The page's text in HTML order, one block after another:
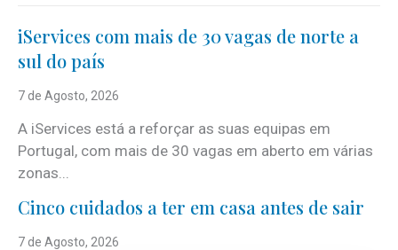
iServices com mais de 30 vagas de norte a
sul do país
7 de Agosto, 2026
A iServices está a reforçar as suas equipas em
Portugal, com mais de 30 vagas em aberto em várias
zonas...
Cinco cuidados a ter em casa antes de sair
7 de Agosto, 2026